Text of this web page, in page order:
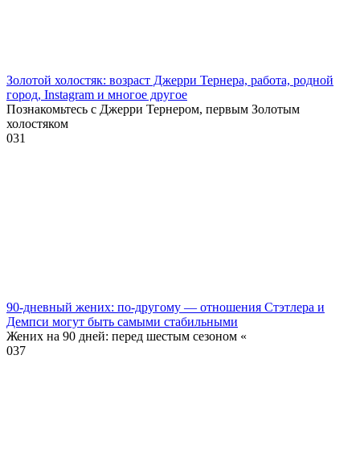
Золотой холостяк: возраст Джерри Тернера, работа, родной
город, Instagram и многое другое
Познакомьтесь с Джерри Тернером, первым Золотым
холостяком
031
90-дневный жених: по-другому — отношения Стэтлера и
Демпси могут быть самыми стабильными
Жених на 90 дней: перед шестым сезоном «
037